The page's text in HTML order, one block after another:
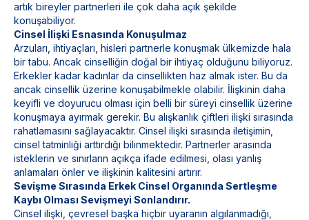
artık bireyler partnerleri ile çok daha açık şekilde
konuşabiliyor.
Cinsel İlişki Esnasında Konuşulmaz
Arzuları, ihtiyaçları, hisleri partnerle konuşmak ülkemizde hala
bir tabu. Ancak cinselliğin doğal bir ihtiyaç olduğunu biliyoruz.
Erkekler kadar kadınlar da cinsellikten haz almak ister. Bu da
ancak cinsellik üzerine konuşabilmekle olabilir. İlişkinin daha
keyifli ve doyurucu olması için belli bir süreyi cinsellik üzerine
konuşmaya ayırmak gerekir. Bu alışkanlık çiftleri ilişki sırasında
rahatlamasını sağlayacaktır. Cinsel ilişki sırasında iletişimin,
cinsel tatminliği arttırdığı bilinmektedir. Partnerler arasında
isteklerin ve sınırların açıkça ifade edilmesi, olası yanlış
anlamaları önler ve ilişkinin kalitesini artırır.
Sevişme Sırasında Erkek Cinsel Organında Sertleşme
Kaybı Olması Sevişmeyi Sonlandırır.
Cinsel ilişki, çevresel başka hiçbir uyaranın algılanmadığı,